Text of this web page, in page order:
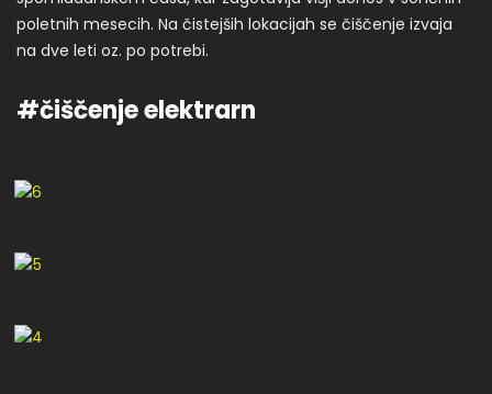
poletnih mesecih. Na čistejših lokacijah se čiščenje izvaja
na dve leti oz. po potrebi.
#čiščenje elektrarn